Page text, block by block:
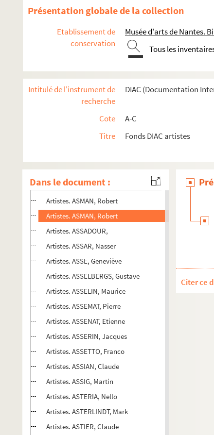
Présentation globale de la collection
Etablissement de
conservation
Musée d'arts de Nantes.
Tous les
Intitulé de l'instrument de
recherche
DIAC (Documentation
Cote
A-C
Titre
Fonds DIAC artistes
Dans le document :
Artistes. ARTUR, Yves
Artistes. ARZUL, Gilles
Artistes. ASCOTT, Roy
Artistes. ASDAM, Knut
Artistes. ASHKIN, Michael
Artistes. ASIS, Antonio
Artistes. ASKER, Curt
Artistes. ASMAN, Robert
Artistes. ASMAN, Robert
Artistes. ASSADOUR,
Artistes. ASSAR, Nasser
Artistes. ASSE, Geneviève
Artistes. ASSELBERGS, Gustave
Artistes. ASSELIN, Maurice
Artistes. ASSEMAT, Pierre
Artistes. ASSENAT, Etienne
Artistes. ASSERIN, Jacques
Artistes. ASSETTO, Franco
Artistes. ASSIAN, Claude
Artistes. ASSIG, Martin
Artistes. ASTERIA, Nello
Artistes. ASTERLINDT, Mark
Artistes. ASTIER, Claude
Citer ce